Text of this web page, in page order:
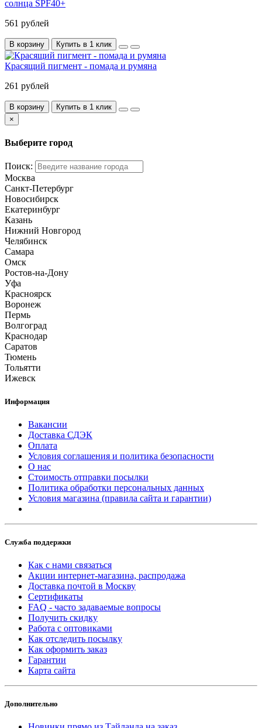
солнца SPF40+
561 рублей
В корзину Купить в 1 клик
Красящий пигмент - помада и румяна
261 рублей
В корзину
Купить в 1 клик
×
Выберите город
Поиск:
Москва
Санкт-Петербург
Новосибирск
Екатеринбург
Казань
Нижний Новгород
Челябинск
Самара
Омск
Ростов-на-Дону
Уфа
Красноярск
Воронеж
Пермь
Волгоград
Краснодар
Саратов
Тюмень
Тольятти
Ижевск
Информация
Вакансии
Доставка СДЭК
Оплата
Условия соглашения и политика безопасности
О нас
Стоимость отправки посылки
Политика обработки персональных данных
Условия магазина (правила сайта и гарантии)
Служба поддержки
Как с нами связаться
Акции интернет-магазина, распродажа
Доставка почтой в Москву
Сертификаты
FAQ - часто задаваемые вопросы
Получить скидку
Работа с оптовиками
Как отследить посылку
Как оформить заказ
Гарантии
Карта сайта
Дополнительно